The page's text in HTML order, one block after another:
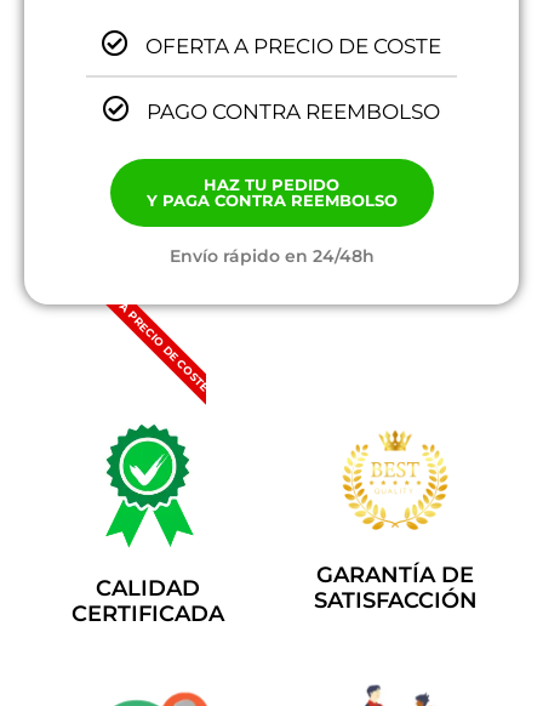
OFERTA A PRECIO DE COSTE
PAGO CONTRA REEMBOLSO
HAZ TU PEDIDO
Y PAGA CONTRA REEMBOLSO
Envío rápido en 24/48h
A PRECIO DE COSTE
CALIDAD
CERTIFICADA
GARANTÍA DE
SATISFACCIÓN